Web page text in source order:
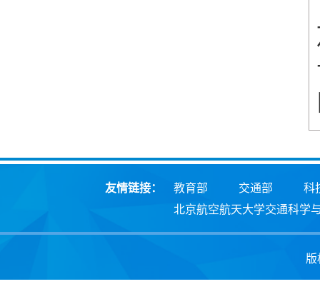
友情链接： 教育部 交通部
科
北京航空航天大学交通科学
版